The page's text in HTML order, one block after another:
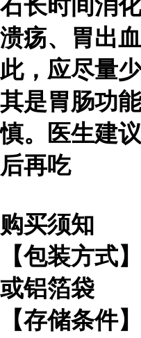
石长时间消
溃疡、胃出
此，应尽量
其是胃肠功
慎。医生建
后再吃
购买须知
【包装方式
或铝箔袋
【存储条件